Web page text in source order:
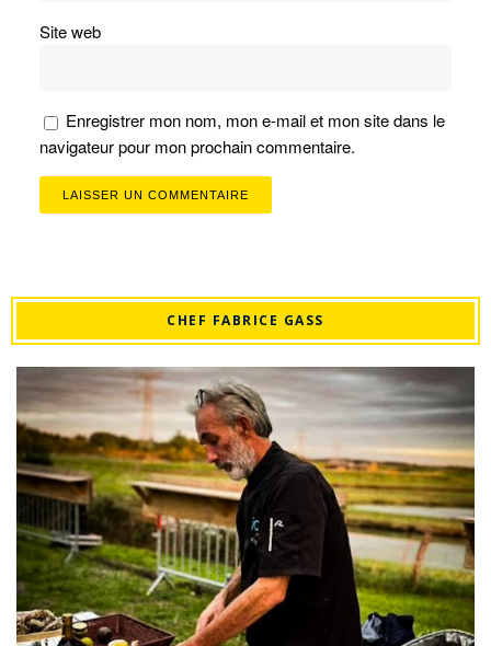
Site web
Enregistrer mon nom, mon e-mail et mon site dans le
navigateur pour mon prochain commentaire.
CHEF FABRICE GASS